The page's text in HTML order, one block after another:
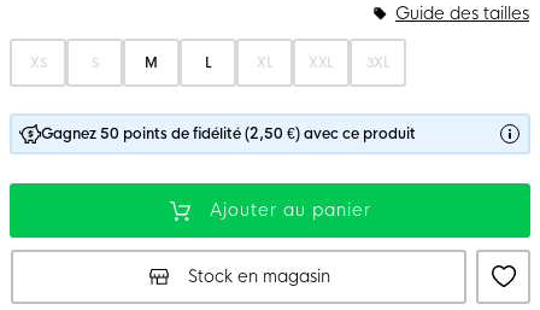
XS S M L XL XXL 3XL
Guide des tailles
Gagnez 50 points de fidélité (2,50 €) avec ce produit
Ajouter au panier
Stock en magasin